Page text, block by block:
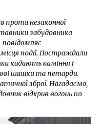
проти незаконної
забудовника
повідомляє
події. Постраждали
кидають каміння і
шашки та петарди.
зброї. Нагадаємо,
відкрив вогонь по